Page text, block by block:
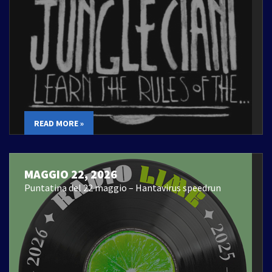
READ MORE »
MAGGIO 22, 2026
Puntatina del 22 maggio – Hantavirus speedrun